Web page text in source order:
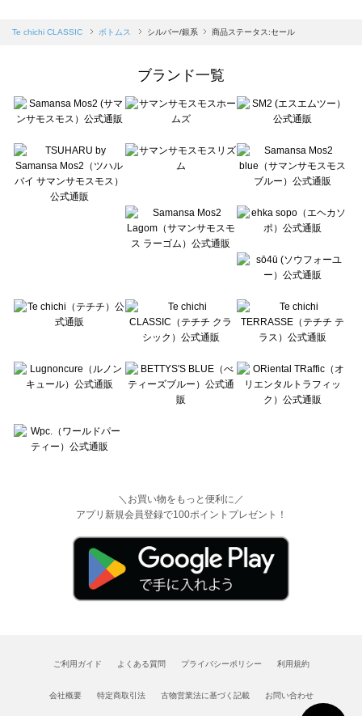
Samansa Mos2 blue（サマンサモスモス ブルー）のボトムス一覧
sō4ū（ソウフォーユー）のボトムス一覧
Te chichi（テチチ）のボトムス一覧
Te chichi CLASSIC（テチチ クラシック）のボトムス一覧
Lugnoncure（ルノンキュール）のボトムス一覧
BETTY'S BLUE（べティーズブルー）のボトムス一覧
Wpc.（ワールドパーティー）のボトムス一覧
Te chichi CLASSIC ボトムス シルバー/銀系 商品ステータス:セール
ブランド一覧
＼お買い物をもっと便利に／
アプリ新規会員登録で100ポイントプレゼント！
ご利用ガイド よくある質問 プライバシーポリシー 利用規約
会社概要 特定商取引法 古物営業法に基づく記載 お問い合わせ